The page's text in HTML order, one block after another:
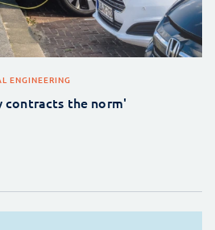
ENGINEERING
contracts the norm'